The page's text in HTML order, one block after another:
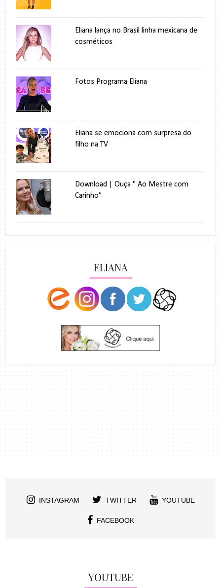
Eliana lança no Brasil linha mexicana de
cosméticos
Fotos Programa Eliana
Eliana se emociona com surpresa do
filho na TV
Download | Ouça " Ao Mestre com
Carinho"
ELIANA
INSTAGRAM TWITTER YOUTUBE
FACEBOOK
YOUTUBE